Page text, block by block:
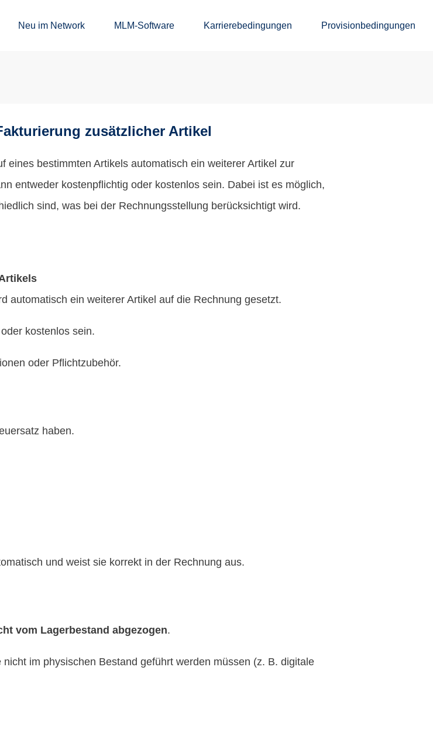
Neu im Network MLM-Software Karrierebedingungen Provisionbedingungen
zusätzlicher Artikel
eines bestimmten Artikels automatisch ein weiterer Artikel zur
entweder kostenpflichtig oder kostenlos sein. Dabei ist es möglich,
sind, was bei der Rechnungsstellung berücksichtigt wird.
automatisch ein weiterer Artikel auf die Rechnung gesetzt.
kostenlos sein.
oder Pflichtzubehör.
haben.
und weist sie korrekt in der Rechnung aus.
vom Lagerbestand abgezogen.
im physischen Bestand geführt werden müssen (z. B. digitale